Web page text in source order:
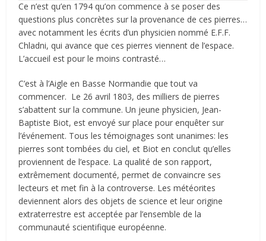
Ce n’est qu’en 1794 qu’on commence à se poser des
questions plus concrètes sur la provenance de ces pierres…
avec notamment les écrits d’un physicien nommé E.F.F.
Chladni, qui avance que ces pierres viennent de l’espace.
L’accueil est pour le moins contrasté…
C’est à l’Aigle en Basse Normandie que tout va
commencer. Le 26 avril 1803, des milliers de pierres
s’abattent sur la commune. Un jeune physicien, Jean-
Baptiste Biot, est envoyé sur place pour enquêter sur
l’événement. Tous les témoignages sont unanimes: les
pierres sont tombées du ciel, et Biot en conclut qu’elles
proviennent de l’espace. La qualité de son rapport,
extrêmement documenté, permet de convaincre ses
lecteurs et met fin à la controverse. Les météorites
deviennent alors des objets de science et leur origine
extraterrestre est acceptée par l’ensemble de la
communauté scientifique européenne.